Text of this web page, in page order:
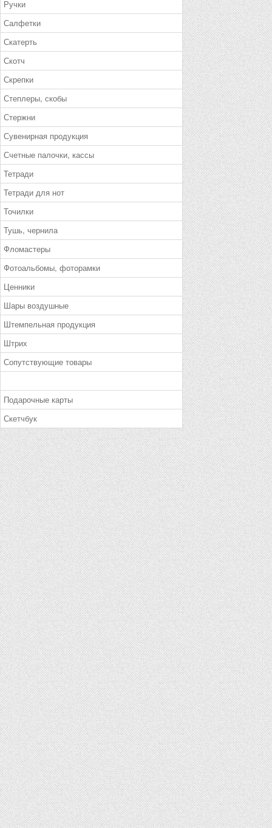
Ручки
Салфетки
Скатерть
Скотч
Скрепки
Степлеры, скобы
Стержни
Сувенирная продукция
Счетные палочки, кассы
Тетради
Тетради для нот
Точилки
Тушь, чернила
Фломастеры
Фотоальбомы, фоторамки
Ценники
Шары воздушные
Штемпельная продукция
Штрих
Сопутствующие товары
Подарочные карты
Скетчбук